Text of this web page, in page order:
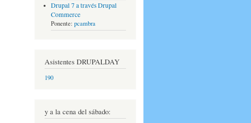
Drupal 7 a través Drupal
Commerce
Ponente: pcambra
Asistentes DRUPALDAY
190
y a la cena del sábado: